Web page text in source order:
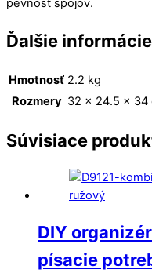
pevnosť spojov.
Ďalšie informácie
Hmotnosť 2.2 kg
Rozmery 32 × 24.5 × 34
Súvisiace
DIY
písacie